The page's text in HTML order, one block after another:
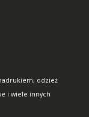
odzież
i wiele innych